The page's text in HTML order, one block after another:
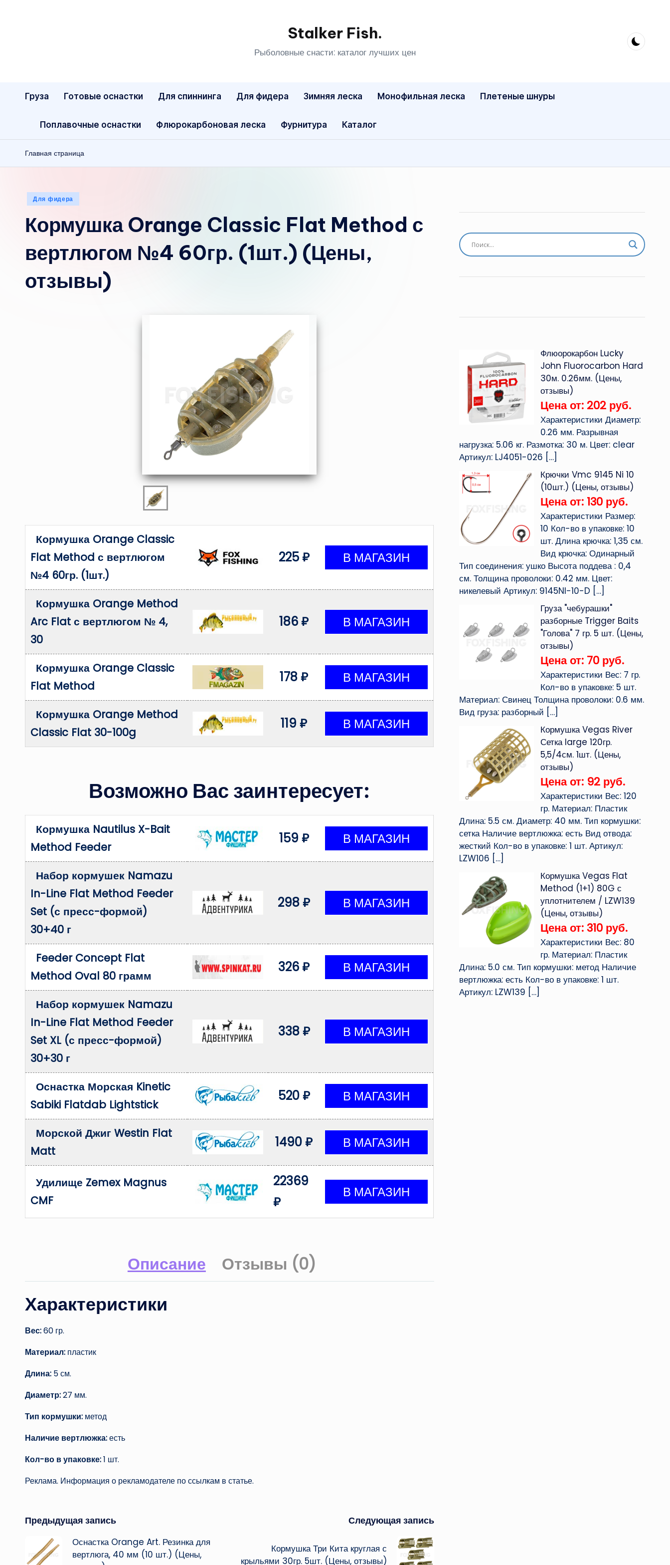
Stalker Fish.
Рыболовные снасти: каталог лучших цен
Груза Готовые оснастки Для спиннинга Для фидера Зимняя леска Монофильная леска Плетеные шнуры
Поплавочные оснастки Флюрокарбоновая леска Фурнитура Каталог
Главная страница
Опубликовано
Для фидера
Кормушка Orange Classic Flat Method с
вертлюгом №4 60гр. (1шт.) (Цены,
отзывы)
Кормушка Orange Classic
Flat Method с вертлюгом
№4 60гр. (1шт.)
225 ₽
Кормушка Orange Method
Arc Flat с вертлюгом № 4,
30
186 ₽
Кормушка Orange Classic
Flat Method
178 ₽
Кормушка Orange Method
Classic Flat 30-100g
119 ₽
Возможно Вас заинтересует:
Кормушка Nautilus X-Bait
Method Feeder
159 ₽
Набор кормушек Namazu
In-Line Flat Method Feeder
Set (с пресс-формой)
30+40 г
298 ₽
Feeder Concept Flat
Method Oval 80 грамм
326 ₽
Набор кормушек Namazu
In-Line Flat Method Feeder
Set XL (с пресс-формой)
30+30 г
338 ₽
Оснастка Морская Kinetic
Sabiki Flatdab Lightstick
520 ₽
Морской Джиг Westin Flat
Matt
1490 ₽
Удилище Zemex Magnus
CMF
22369
₽
Описание Отзывы (0)
Характеристики
Вес:60 гр.
Материал: пластик
Длина: 5 см.
Диаметр:27 мм.
Тип кормушки: метод
Наличие вертлюжка:есть
Кол-во в упаковке:1 шт.
Реклама. Информация о рекламодателе по ссылкам в статье.
Навигация
записи
Предыдущая запись
Оснастка Orange Art. Резинка для
вертлюга, 40 мм (10 шт.) (Цены,
Следующая запись
Кормушка Три Кита круглая с
крыльями 30гр. 5шт. (Цены, отзывы)
Флюорокарбон Lucky
John Fluorocarbon Hard
30м. 0.26мм. (Цены,
отзывы)
Цена от: 202 руб.
Характеристики Диаметр:
0.26 мм. Разрывная
нагрузка: 5.06 кг. Размотка: 30 м. Цвет: clear
Артикул: LJ4051-026 […]
Крючки Vmc 9145 Ni 10
(10шт.) (Цены, отзывы)
Цена от: 130 руб.
Характеристики Размер:
10 Кол-во в упаковке: 10
шт. Длина крючка: 1,35 см.
Вид крючка: Одинарный
Тип соединения: ушко Высота поддева : 0,4
см. Толщина проволоки: 0.42 мм. Цвет:
никелевый Артикул: 9145NI-10-D […]
Груза "чебурашки"
разборные Trigger Baits
"Голова" 7 гр. 5 шт. (Цены,
отзывы)
Цена от: 70 руб.
Характеристики Вес: 7 гр.
Кол-во в упаковке: 5 шт.
Материал: Свинец Толщина проволоки: 0.6 мм.
Вид груза: разборный […]
Кормушка Vegas River
Сетка large 120гр.
5,5/4см. 1шт. (Цены,
отзывы)
Цена от: 92 руб.
Характеристики Вес: 120
гр. Материал: Пластик
Длина: 5.5 см. Диаметр: 40 мм. Тип кормушки:
сетка Наличие вертлюжка: есть Вид отвода:
жесткий Кол-во в упаковке: 1 шт. Артикул:
LZW106 […]
Кормушка Vegas Flat
Method (1+1) 80G с
уплотнителем / LZW139
(Цены, отзывы)
Цена от: 310 руб.
Характеристики Вес: 80
гр. Материал: Пластик
Длина: 5.0 см. Тип кормушки: метод Наличие
вертлюжка: есть Кол-во в упаковке: 1 шт.
Артикул: LZW139 […]